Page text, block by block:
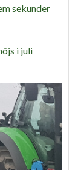
sekunder
i juli